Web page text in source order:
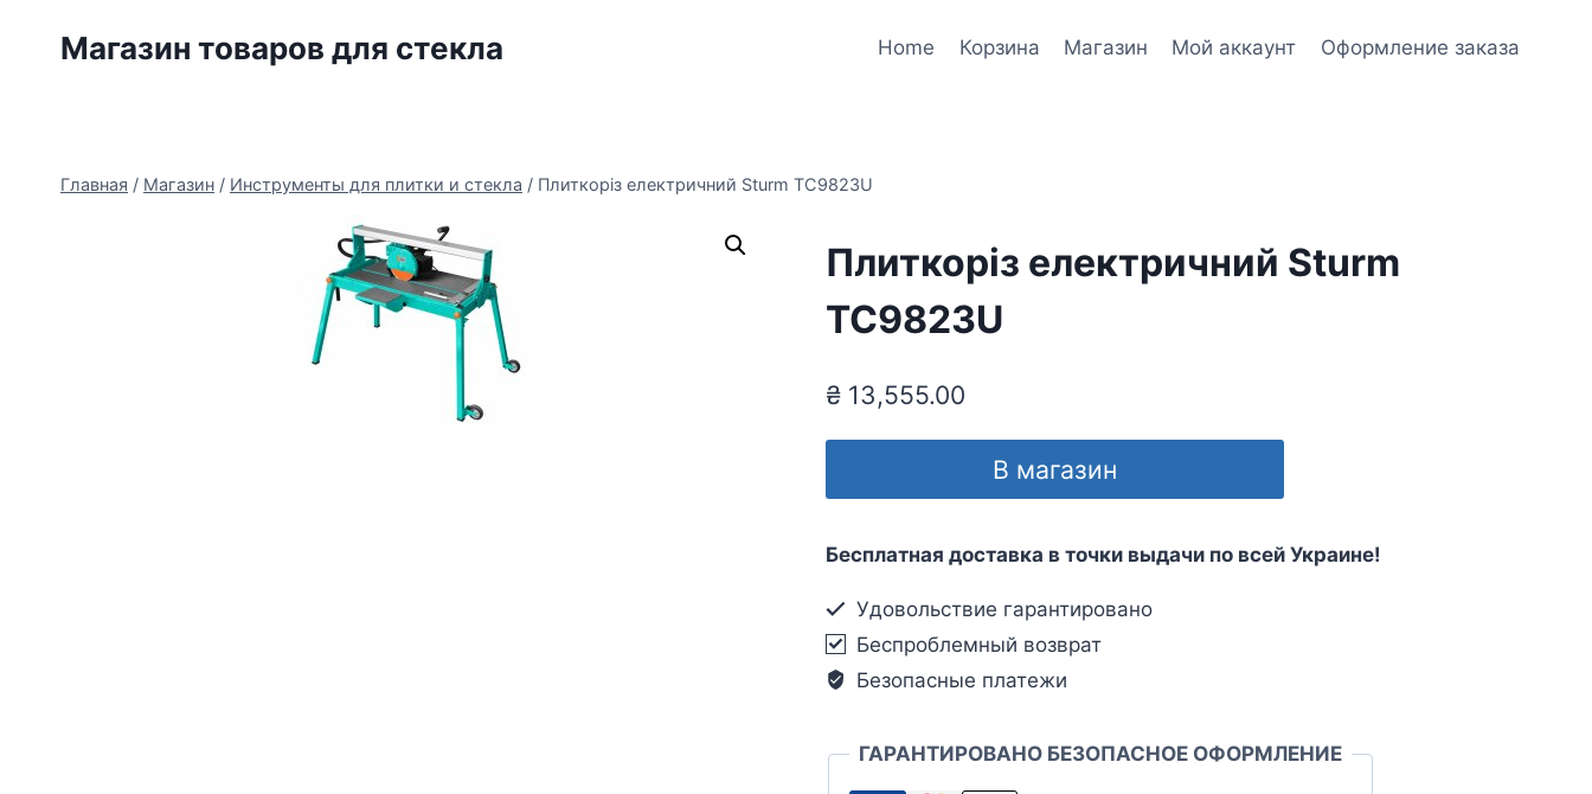
Магазин товаров для стекла Home Корзина Магазин Мой аккаунт Оформление заказа
Главная / Магазин / Инструменты для плитки и стекла / Плиткоріз електричний Sturm TC9823U
Плиткоріз електричний Sturm
TC9823U
₴13,555.00
В магазин
Бесплатная доставка в точки выдачи по всей Украине!
Удовольствие гарантировано
Беспроблемный возврат
Безопасные платежи
ГАРАНТИРОВАНО БЕЗОПАСНОЕ ОФОРМЛЕНИЕ